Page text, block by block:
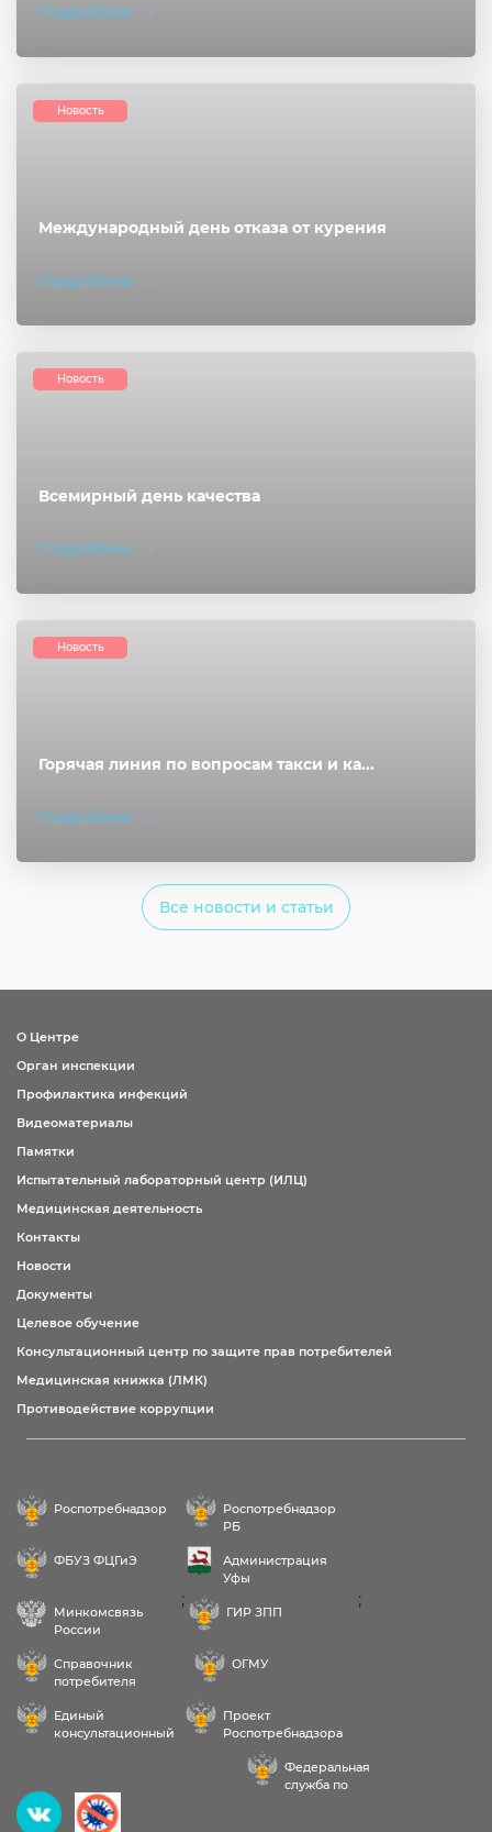
Здравствуйте! Пожалуйста,
Подробнее
Международный день отказа от курения
Подробнее
Новость
Всемирный день качества
Подробнее
Новость
Горячая линия по вопросам такси и ка...
Подробнее
Новость
Все новости и статьи
О Центре
Орган инспекции
Профилактика инфекций
Видеоматериалы
Памятки
Испытательный лабораторный центр (ИЛЦ)
Медицинская деятельность
Контакты
Новости
Документы
Целевое обучение
Консультационный центр по защите прав потребителей
Медицинская книжка (ЛМК)
Противодействие коррупции
Роспотребнадзор
Роспотребнадзор
РБ
ФБУЗ ФЦГиЭ
Администрация
Уфы
Минкомсвязь
России
;
ГИР ЗПП
;
Справочник
потребителя
ОГМУ
Единый
консультационный
Проект
Роспотребнадзора
РФ «Здоровое
питание» Федеральная
служба по